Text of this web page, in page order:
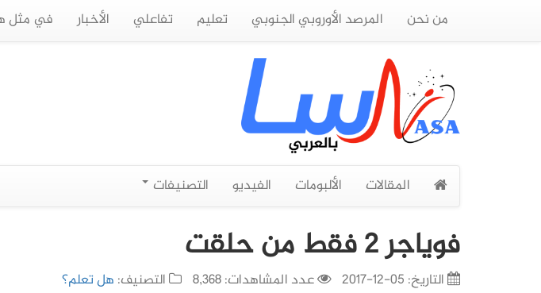
من نحن المرصد الأوروبي الجنوبي تعليم تفاعلي الأخبار في مثل
المقالات الألبومات الفيديو التصنيفات
فوياجر 2 فقط من حلقت
التاريخ: 05-12-2017 عدد المشاهدات: 8,368 التصنيف: هل تعلم؟